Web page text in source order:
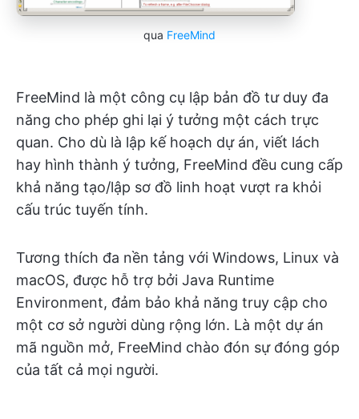
qua FreeMind
FreeMind là một công cụ lập bản đồ tư duy đa
năng cho phép ghi lại ý tưởng một cách trực
quan. Cho dù là lập kế hoạch dự án, viết lách
hay hình thành ý tưởng, FreeMind đều cung cấp
khả năng tạo/lập sơ đồ linh hoạt vượt ra khỏi
cấu trúc tuyến tính.
Tương thích đa nền tảng với Windows, Linux và
macOS, được hỗ trợ bởi Java Runtime
Environment, đảm bảo khả năng truy cập cho
một cơ sở người dùng rộng lớn. Là một dự án
mã nguồn mở, FreeMind chào đón sự đóng góp
của tất cả mọi người.